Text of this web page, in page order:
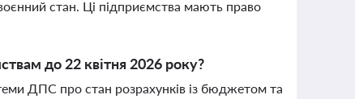
стан. Ці підприємства мають право
до 22 квітня 2026 року?
ДПС про стан розрахунків із бюджетом та